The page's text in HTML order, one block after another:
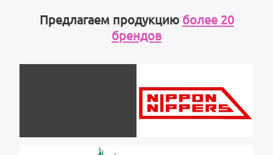
Предлагаем продукцию более 20
брендов